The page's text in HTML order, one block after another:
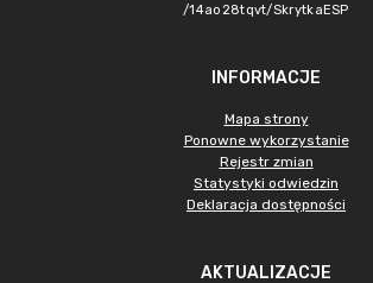
/14ao28tqvt/SkrytkaESP
INFORMACJE
Mapa strony
Ponowne wykorzystanie
Rejestr zmian
Statystyki odwiedzin
Deklaracja dostępności
AKTUALIZACJE